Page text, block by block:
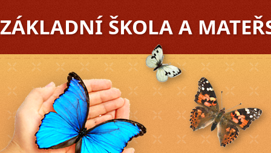
ZÁKLADNÍ ŠKOLA A